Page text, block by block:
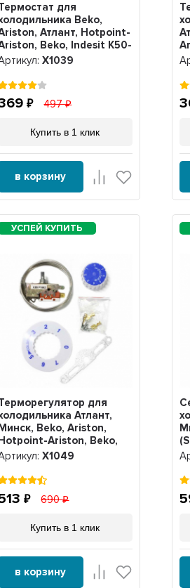
для
Beko,
Атлант, Hotpoint-
Beko, Indesit K50-
Х1039
Х1039
497
Купить в 1 клик
в корзину
для
Атлант,
Beko, Ariston,
Ariston, Beko,
K59-P1662, Х1049
Х1049
690
Купить в 1 клик
в корзину